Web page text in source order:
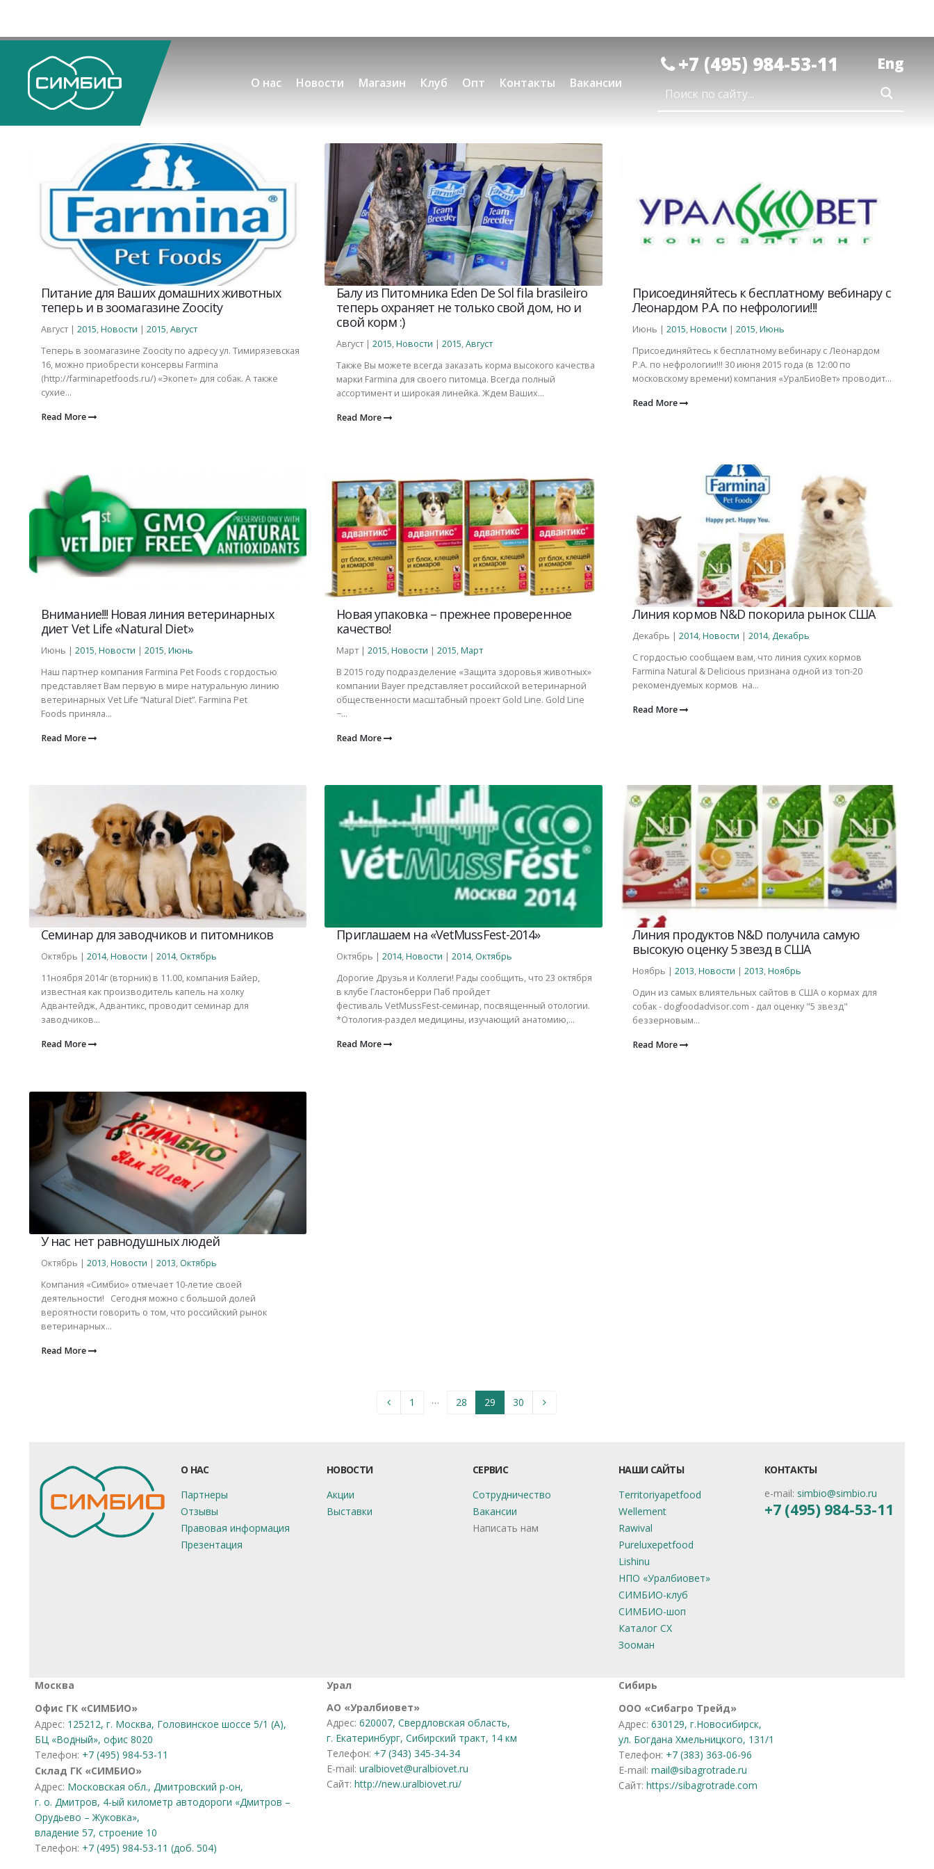
О нас Новости Магазин Клуб Опт Контакты Вакансии
+7 (495) 984-53-11 Eng
Питание для Ваших домашних животных
теперь и в зоомагазине Zoocity
Август | 2015,Новости | 2015,Август
Теперь в зоомагазине Zoocity по адресу ул. Тимирязевская
16, можно приобрести консервы Farmina
(http://farminapetfoods.ru/) «Экопет» для собак. А также
сухие...
Read More
Балу из Питомника Eden De Sol fila brasileiro
теперь охраняет не только‎ свой дом, но и
свой корм :)
Август |2015,Новости |2015,Август
Также Вы можете всегда заказать корма высокого качества
марки Farmina для своего питомца. Всегда полный
ассортимент и широкая линейка. Ждем Ваших...
Read More
Присоединяйтесь к бесплатному вебинару с
Леонардом Р.А. по нефрологии!!!
Июнь | 2015,Новости | 2015,Июнь
Присоединяйтесь к бесплатному вебинару с Леонардом
Р.А. по нефрологии!!! 30 июня 2015 года (в 12:00 по
московскому времени) компания «УралБиоВет» проводит...
Read More
Внимание!!! Новая линия ветеринарных
диет Vet Life «Natural Diet»
Июнь | 2015,Новости | 2015,Июнь
Наш партнер компания Farmina Pet Foods c гордостью
представляет Вам первую в мире натуральную линию
ветеринарных Vet Life “Natural Diet”. Farmina Pet
Foods приняла...
Read More
Новая упаковка – прежнее проверенное
качество!
Март |2015,Новости |2015,Март
В 2015 году подразделение «Защита здоровья животных»
компании Bayer представляет российской ветеринарной
общественности масштабный проект Gold Line. Gold Line
−...
Read More
Линия кормов N&D покорила рынок США
Декабрь | 2014,Новости | 2014,Декабрь
С гордостью сообщаем вам, что линия сухих кормов
Farmina Natural & Delicious признана одной из топ-20
рекомендуемых кормов на...
Read More
Семинар для заводчиков и питомников
Октябрь | 2014,Новости | 2014, Октябрь
11ноября 2014г (вторник) в 11.00, компания Байер,
известная как производитель капель на холку
Адвантейдж, Адвантикс, проводит семинар для
заводчиков...
Read More
Приглашаем на «VetMussFest-2014»
Октябрь |2014,Новости |2014, Октябрь
Дорогие Друзья и Коллеги! Рады сообщить, что 23 октября
в клубе Гластонберри Паб пройдет
фестиваль VetMussFest-семинар, посвященный отологии.
*Отология-раздел медицины, изучающий анатомию,...
Read More
Линия продуктов N&D получила самую
высокую оценку 5 звезд в США
Ноябрь | 2013,Новости | 2013,Ноябрь
Один из самых влиятельных сайтов в США о кормах для
собак - dogfoodadvisor.com - дал оценку "5 звезд"
беззерновым...
Read More
У нас нет равнодушных людей
Октябрь | 2013,Новости | 2013, Октябрь
Компания «Симбио» отмечает 10-летие своей
деятельности! Сегодня можно с большой долей
вероятности говорить о том, что российский рынок
ветеринарных...
Read More
1 … 28 29 30
О НАС
Партнеры
Отзывы
Правовая информация
Презентация
НОВОСТИ
Акции
Выставки
СЕРВИС
Сотрудничество
Вакансии
Написать нам
НАШИ САЙТЫ
Territoriyapetfood
Wellement
Rawival
Pureluxepetfood
Lishinu
НПО «Уралбиовет»
СИМБИО-клуб
СИМБИО-шоп
Каталог СХ
Зооман
КОНТАКТЫ
e-mail: simbio@simbio.ru
+7 (495) 984-53-11
Москва
Офис ГК «СИМБИО»
Адрес: 125212, г. Москва, Головинское шоссе 5/1 (А),
БЦ «Водный», офис 8020
Телефон: +7 (495) 984-53-11
Склад ГК «СИМБИО»
Адрес: Московская обл., Дмитровский р-он,
г. о. Дмитров, 4-ый километр автодороги «Дмитров –
Орудьево – Жуковка»,
владение 57, строение 10
Телефон: +7 (495) 984-53-11 (доб. 504)
Урал
АО «Уралбиовет»
Адрес: 620007, Свердловская область,
г. Екатеринбург, Сибирский тракт, 14 км
Телефон: +7 (343) 345-34-34
E-mail: uralbiovet@uralbiovet.ru
Сайт: http://new.uralbiovet.ru/
Сибирь
OOO «Сибагро Трейд»
Адрес: 630129, г.Новосибирск,
ул. Богдана Хмельницкого, 131/1
Телефон: +7 (383) 363-06-96
E-mail: mail@sibagrotrade.ru
Сайт: https://sibagrotrade.com